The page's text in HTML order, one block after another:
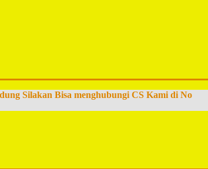
Silakan Bisa menghubungi CS Kami di No